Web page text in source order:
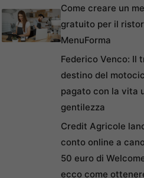
Come creare un
gratuito per il
MenuForma
Federico Venco: Il
destino del
pagato con la vita
gentilezza
Credit Agricole
conto online a
50 euro di
ecco come